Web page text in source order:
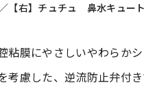
【右】チュチュ 鼻水キュー
粘膜にやさしいやわらか
慮した、逆流防止弁付き